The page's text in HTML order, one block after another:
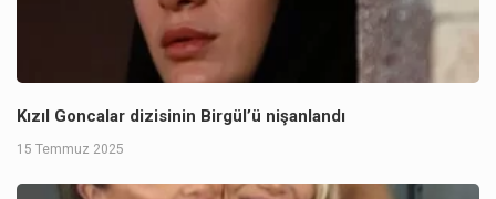
Kızıl Goncalar dizisinin Birgül’ü nişanlandı
15 Temmuz 2025